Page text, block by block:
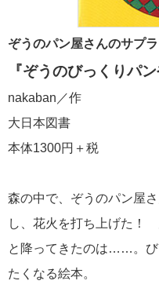
ぞうのパン屋さんのサプ
『ぞうのびっくりパン
nakaban／作
大日本図書
本体1300円＋税
森の中で、ぞうのパン屋
し、花火を打ち上げた！
と降ってきたのは……。び
たくなる絵本。